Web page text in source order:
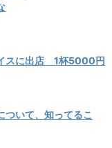
スに出店 1杯5000円
ついて、知ってるこ